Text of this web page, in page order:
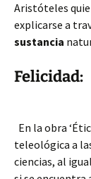
Aristóteles
explicarse a
sustancia
Felicidad:
En la obra
teleológica a
ciencias, al